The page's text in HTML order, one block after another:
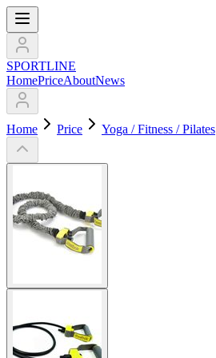
SPORTLINE
HomePriceAboutNews
Home Price Yoga / Fitness / Pilates